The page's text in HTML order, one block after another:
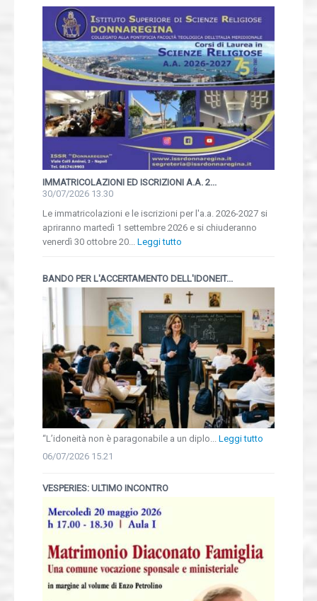
IMMATRICOLAZIONI ED ISCRIZIONI A.A. 2...
30/07/2026 13.30
Le immatricolazioni e le iscrizioni per l'a.a. 2026-2027 si
apriranno martedì 1 settembre 2026 e si chiuderanno
venerdì 30 ottobre 20... Leggi tutto
BANDO PER L'ACCERTAMENTO DELL'IDONEIT...
“L’idoneità non è paragonabile a un diplo... Leggi tutto
06/07/2026 15.21
VESPERIES: ULTIMO INCONTRO